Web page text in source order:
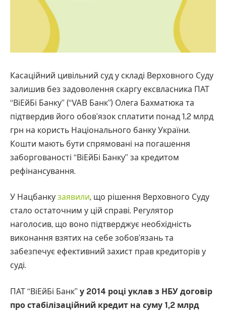
Касаційний цивільний суд у складі Верховного Суду
залишив без задоволення скаргу ексвласника ПАТ
“ВіЕйБі Банку” (“VAB Банк”) Олега Бахматюка та
підтвердив його обов’язок сплатити понад 1,2 млрд
грн на користь Національного банку України.
Кошти мають бути спрямовані на погашення
заборгованості “ВіЕйБі Банку” за кредитом
рефінансування.
У Нацбанку заявили, що рішення Верховного Суду
стало остаточним у цій справі. Регулятор
наголосив, що воно підтверджує необхідність
виконання взятих на себе зобов’язань та
забезпечує ефективний захист прав кредиторів у
суді.
ПАТ “ВіЕйБі Банк” у 2014 році уклав з НБУ договір
про стабілізаційний кредит на суму 1,2 млрд